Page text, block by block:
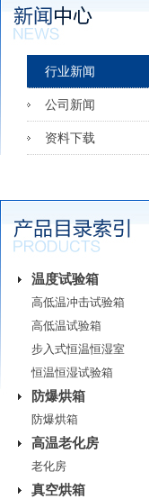
行业新闻
公司新闻
资料下载
温度试验箱
高低温冲击试验箱
高低温试验箱
步入式恒温恒湿室
恒温恒湿试验箱
防爆烘箱
防爆烘箱
高温老化房
老化房
真空烘箱